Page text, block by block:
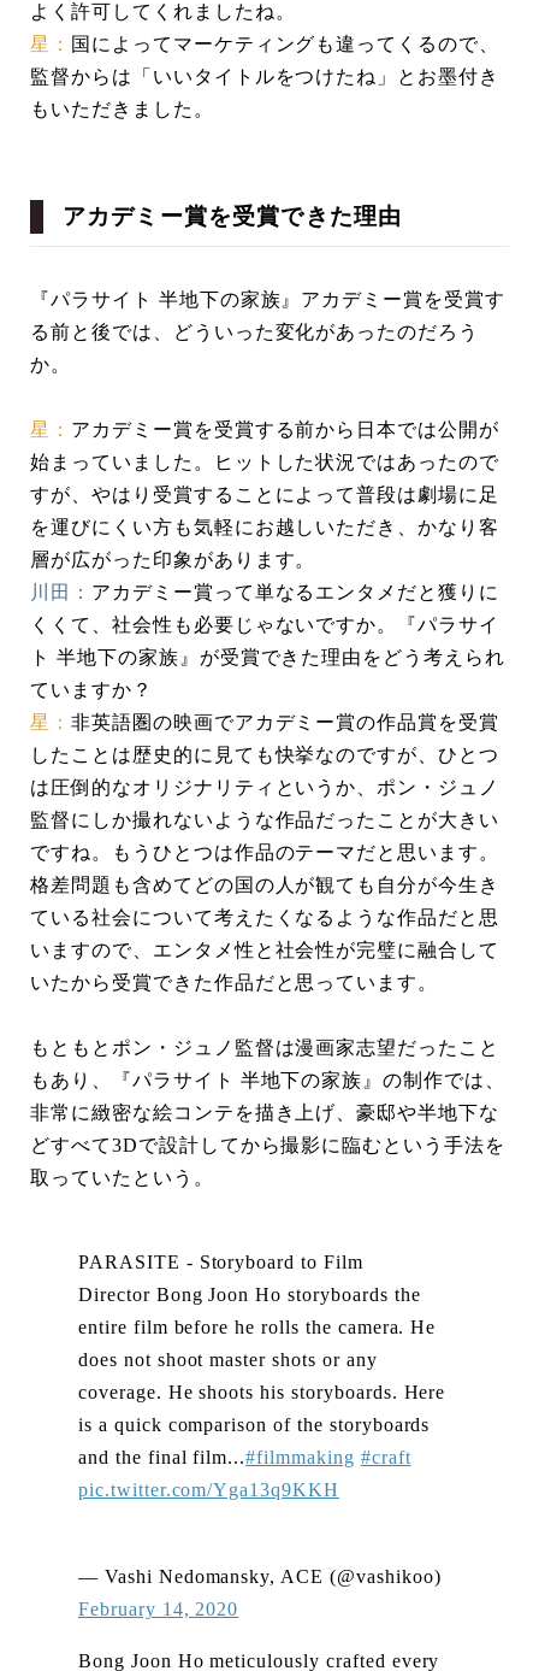
よく許可してくれましたね。
星： 国によってマーケティングも違ってくるので、
監督からは「いいタイトルをつけたね」とお墨付き
もいただきました。
アカデミー賞を受賞できた理由
『パラサイト 半地下の家族』アカデミー賞を受賞す
る前と後では、どういった変化があったのだろう
か。
星： アカデミー賞を受賞する前から日本では公開が
始まっていました。ヒットした状況ではあったので
すが、やはり受賞することによって普段は劇場に足
を運びにくい方も気軽にお越しいただき、かなり客
層が広がった印象があります。
川田： アカデミー賞って単なるエンタメだと獲りに
くくて、社会性も必要じゃないですか。『パラサイ
ト 半地下の家族』が受賞できた理由をどう考えられ
ていますか？
星： 非英語圏の映画でアカデミー賞の作品賞を受賞
したことは歴史的に見ても快挙なのですが、ひとつ
は圧倒的なオリジナリティというか、ポン・ジュノ
監督にしか撮れないような作品だったことが大きい
ですね。もうひとつは作品のテーマだと思います。
格差問題も含めてどの国の人が観ても自分が今生き
ている社会について考えたくなるような作品だと思
いますので、エンタメ性と社会性が完璧に融合して
いたから受賞できた作品だと思っています。
もともとポン・ジュノ監督は漫画家志望だったこと
もあり、『パラサイト 半地下の家族』の制作では、
非常に緻密な絵コンテを描き上げ、豪邸や半地下な
どすべて3Dで設計してから撮影に臨むという手法を
取っていたという。
PARASITE - Storyboard to Film
Director Bong Joon Ho storyboards the
entire film before he rolls the camera. He
does not shoot master shots or any
coverage. He shoots his storyboards. Here
is a quick comparison of the storyboards
and the final film...#filmmaking #craft
pic.twitter.com/Yga13q9KKH
— Vashi Nedomansky, ACE (@vashikoo)
February 14, 2020
Bong Joon Ho meticulously crafted every